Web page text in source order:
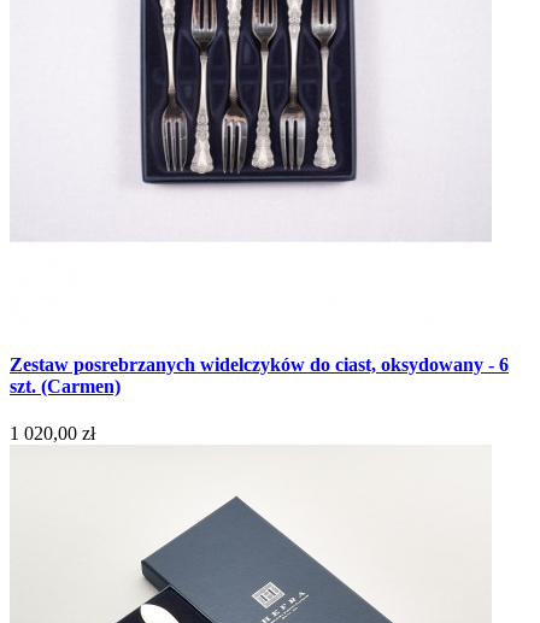
Zestaw posrebrzanych widelczyków do ciast, oksydowany - 6
szt. (Carmen)
1 020,00 zł